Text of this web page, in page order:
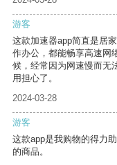
游客
这款加速器app简直是居
作办公，都能畅享高速网
候，经常因为网速慢而无
用担心了。
2024-03-28
游客
这款app是我购物的得力
的商品。